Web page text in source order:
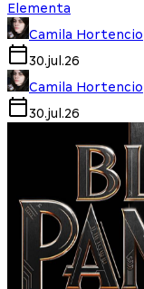
Elementa
Camila Hortencio
30.jul.26
Camila Hortencio
30.jul.26